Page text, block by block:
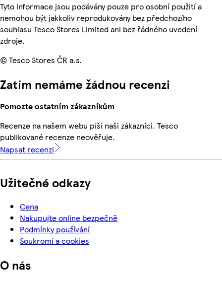
Tyto informace jsou podávány pouze pro osobní použití a
nemohou být jakkoliv reprodukovány bez předchozího
souhlasu Tesco Stores Limited ani bez řádného uvedení
zdroje.
© Tesco Stores ČR a.s.
Zatím nemáme žádnou recenzi
Pomozte ostatním zákazníkům
Recenze na našem webu píší naši zákazníci. Tesco
publikované recenze neověřuje.
Napsat recenzi
Užitečné odkazy
Cena
Nakupujte online bezpečně
Podmínky používání
Soukromí a cookies
O nás